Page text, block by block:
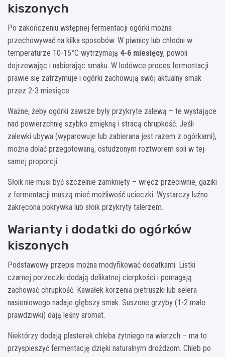
kiszonych
Po zakończeniu wstępnej fermentacji ogórki można
przechowywać na kilka sposobów. W piwnicy lub chłodni w
temperaturze 10-15°C wytrzymają 4-6 miesięcy, powoli
dojrzewając i nabierając smaku. W lodówce proces fermentacji
prawie się zatrzymuje i ogórki zachowują swój aktualny smak
przez 2-3 miesiące.
Ważne, żeby ogórki zawsze były przykryte zalewą – te wystające
nad powierzchnię szybko zmiękną i stracą chrupkość. Jeśli
zalewki ubywa (wyparowuje lub zabierana jest razem z ogórkami),
można dolać przegotowaną, ostudzonym roztworem soli w tej
samej proporcji.
Słoik nie musi być szczelnie zamknięty – wręcz przeciwnie, gaziki
z fermentacji muszą mieć możliwość ucieczki. Wystarczy luźno
zakręcona pokrywka lub słoik przykryty talerzem.
Warianty i dodatki do ogórków
kiszonych
Podstawowy przepis można modyfikować dodatkami. Listki
czarnej porzeczki dodają delikatnej cierpkości i pomagają
zachować chrupkość. Kawałek korzenia pietruszki lub selera
nasieniowego nadaje głębszy smak. Suszone grzyby (1-2 małe
prawdziwki) dają leśny aromat.
Niektórzy dodają plasterek chleba żytniego na wierzch – ma to
przyspieszyć fermentację dzięki naturalnym drożdżom. Chleb po